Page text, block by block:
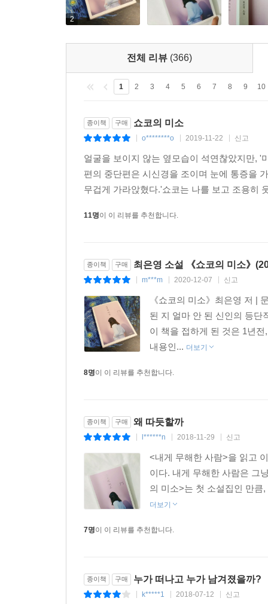
있을 때, 그 순간 이해의 가능성도 열린다는 것을
그 연쇄로부터 번져나가는 순하고 맑은 힘
유독 소설집 전체에 반복해서 등장하는 ‘상상하다
베트남전쟁으로 가까운 사람이 죽어나가는 것을
말하지 않는다. 다만, 자신은 상상할 수조차 어
프랑스의 한 수도원에서 케냐 출신의 청년 한지
한지가 코뿔소의 마음을 상상하듯, 그의 마음을
그리고 이 ‘상상하는 일’이 일방에 그치지 않고,
노래」), 우리는 타인을 상상하며 그 자리로 기꺼
최은영은 「먼 곳에서 온 노래」에서, 소은이
노래를 부르든 누구의 노래를 부르든 그 노래는
(…) 선배는 호소하지 않았다. 슬픈 노래를 부르면
최은영의 첫 소설집 『쇼코의 미소』를 읽고 나
목소리로 타박타박 담담하게 이어지는 소설들,
부드럽게 일깨운다.
내게 기회를 주신 모든 분들, 아무것도 검증되지
않고 오래도록 좋은 글을 쓰는 작가로 살아가고
바라보는 작가가 되고 싶다. 그 길에서 나 또한 두
★ 추천의 말 ★
힘보다는 기운이라고 함이 좀더 적절할 수도
온기와도 같다. 힘은 힘이되 누구도 해칠 수 없
2
전체 리뷰 (366)
1 2 3 4 5 6 7 8 9 10
종이책 구매 쇼코의 미소
o********o 2019-11-22 신고
얼굴을 보이지 않는 옆모습이 석연찮았지만, '
편의 중단편은 시신경을 조이며 눈에 통증을
무겁게 가라앉혔다.'쇼코는 나를 보고 조용히
11명이 이 리뷰를 추천합니다.
종이책 구매 최은영 소설 《쇼코의 미소》
m***m 2020-12-07 신고
《쇼코의 미소》최은영 저 |
된 지 얼마 안 된 신인의 등단
이 책을 접하게 된 것은 1년
내용인... 더보기
8명이 이 리뷰를 추천합니다.
종이책 구매 왜 따듯할까
l******n 2018-11-29 신고
<내게 무해한 사람>을 읽고
이다. 내게 무해한 사람은 그
의 미소>는 첫 소설집인 만큼
더보기
7명이 이 리뷰를 추천합니다.
종이책 구매 누가 떠나고 누가 남겨졌을까?
k*****1 2018-07-12 신고